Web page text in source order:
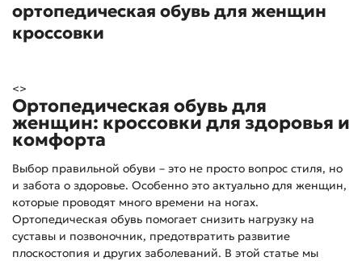
ортопедическая обувь для женщин
кроссовки
<>
Ортопедическая обувь для
женщин: кроссовки для здоровья и
комфорта
Выбор правильной обуви – это не просто вопрос стиля, но
и забота о здоровье. Особенно это актуально для женщин,
которые проводят много времени на ногах.
Ортопедическая обувь помогает снизить нагрузку на
суставы и позвоночник, предотвратить развитие
плоскостопия и других заболеваний. В этой статье мы